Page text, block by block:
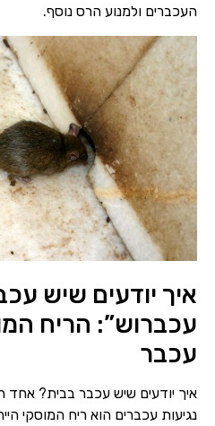
העכברים ולמנוע הרס נוסף.
איך יודעים שיש
עכברוש”: הריח
עכבר
איך יודעים שיש עכבר בבית? אחד
נגיעות עכברים הוא ריח המוסקי